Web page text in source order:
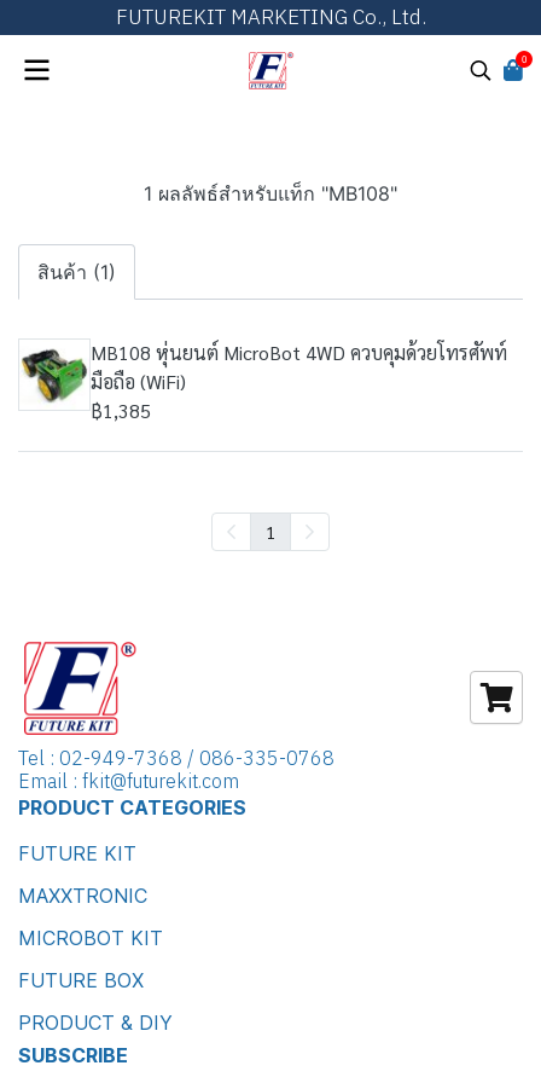
FUTUREKIT MARKETING Co., Ltd.
0
1 ผลลัพธ์สำหรับแท็ก "MB108"
สินค้า (1)
MB108 หุ่นยนต์ MicroBot 4WD ควบคุมด้วยโทรศัพท์
มือถือ (WiFi)
฿1,385
1
Tel : 02-949-7368 / 086-335-0768
Email : fkit@futurekit.com
PRODUCT CATEGORIES
FUTURE KIT
MAXXTRONIC
MICROBOT KIT
FUTURE BOX
PRODUCT & DIY
SUBSCRIBE